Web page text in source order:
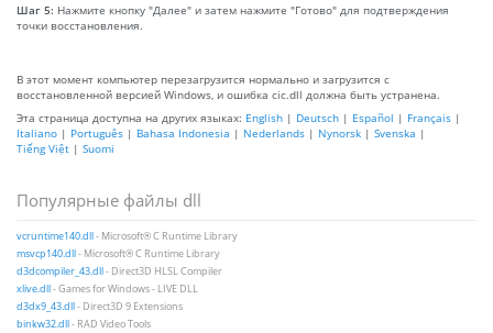
Шаг 5: Нажмите кнопку "Далее" и затем нажмите "Готово" для подтверждения
точки восстановления.
В этот момент компьютер перезагрузится нормально и загрузится с
восстановленной версией Windows, и ошибка cic.dll должна быть устранена.
Эта страница доступна на других языках: English | Deutsch | Español | Français |
Italiano | Português | Bahasa Indonesia | Nederlands | Nynorsk | Svenska |
Tiếng Việt | Suomi
Популярные файлы dll
vcruntime140.dll- Microsoft® C Runtime Library
msvcp140.dll- Microsoft® C Runtime Library
d3dcompiler_43.dll- Direct3D HLSL Compiler
xlive.dll- Games for Windows - LIVE DLL
d3dx9_43.dll- Direct3D 9 Extensions
binkw32.dll- RAD Video Tools